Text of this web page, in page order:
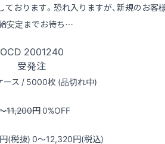
おります。恐れ入りますが、新規のお客
安定までお待ち…
OCD 2001240
受発注
ース / 5000枚 (品切れ中)
11,200円0%OFF
円(税抜) 0〜12,320円(税込)